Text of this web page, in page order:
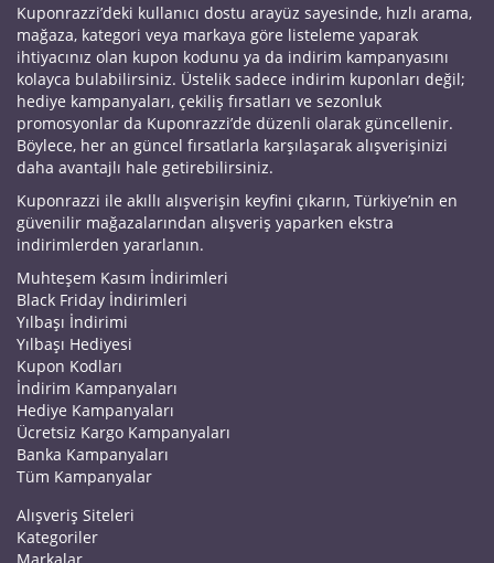
Kuponrazzi’deki kullanıcı dostu arayüz sayesinde, hızlı arama,
mağaza, kategori veya markaya göre listeleme yaparak
ihtiyacınız olan kupon kodunu ya da indirim kampanyasını
kolayca bulabilirsiniz. Üstelik sadece indirim kuponları değil;
hediye kampanyaları, çekiliş fırsatları ve sezonluk
promosyonlar da Kuponrazzi’de düzenli olarak güncellenir.
Böylece, her an güncel fırsatlarla karşılaşarak alışverişinizi
daha avantajlı hale getirebilirsiniz.
Kuponrazzi ile akıllı alışverişin keyfini çıkarın, Türkiye’nin en
güvenilir mağazalarından alışveriş yaparken ekstra
indirimlerden yararlanın.
Muhteşem Kasım İndirimleri
Black Friday İndirimleri
Yılbaşı İndirimi
Yılbaşı Hediyesi
Kupon Kodları
İndirim Kampanyaları
Hediye Kampanyaları
Ücretsiz Kargo Kampanyaları
Banka Kampanyaları
Tüm Kampanyalar
Alışveriş Siteleri
Kategoriler